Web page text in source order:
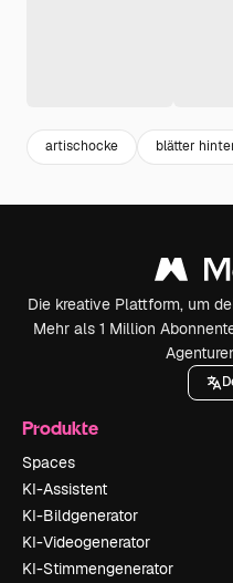
artischocke blätter
Die kreative Plattform, um
Mehr als 1 Million
Produkte
Spaces
KI-Assistent
KI-Bildgenerator
KI-Videogenerator
KI-Stimmengenerator